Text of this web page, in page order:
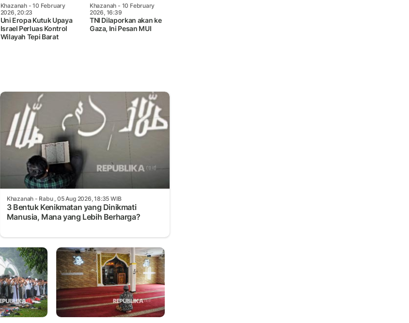
Khazanah- 10 February
2026, 20:23
Uni Eropa Kutuk Upaya
Israel Perluas Kontrol
Wilayah Tepi Barat
Khazanah - 10 February
2026, 16:39
TNI Dilaporkan akan ke
Gaza, Ini Pesan MUI
Khazanah - Rabu , 05 Aug 2026, 18:35 WIB
3 Bentuk Kenikmatan yang Dinikmati
Manusia, Mana yang Lebih Berharga?